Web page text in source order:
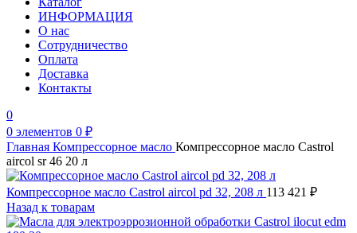
ИНФОРМАЦИЯ
О нас
Сотрудничество
Оплата
Доставка
Контакты
0
0 элементов 0 ₽
Главная Компрессорное масло Компрессорное масло Castrol
aircol sr 46 20 л
Компрессорное масло Castrol aircol pd 32, 208 л 113 421 ₽
Назад к товарам